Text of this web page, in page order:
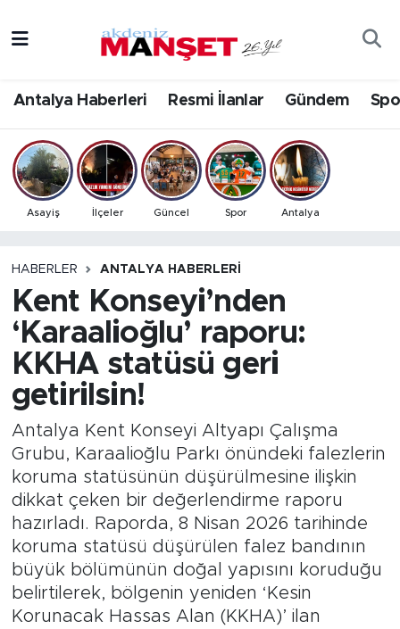
Antalya Haberleri Resmi İlanlar Gündem
Asayiş İlçeler Güncel Spor Antalya
HABERLER ANTALYA HABERLERI
Kent Konseyi’nden
‘Karaalioğlu’ raporu:
KKHA statüsü geri
getirilsin!
Antalya Kent Konseyi Altyapı Çalışma
Grubu, Karaalioğlu Parkı önündeki falezlerin
koruma statüsünün düşürülmesine ilişkin
dikkat çeken bir değerlendirme raporu
hazırladı. Raporda, 8 Nisan 2026 tarihinde
koruma statüsü düşürülen falez bandının
büyük bölümünün doğal yapısını koruduğu
belirtilerek, bölgenin yeniden ‘Kesin
Korunacak Hassas Alan (KKHA)’ ilan
Bilim & Teknoloji
Eğitim
Ekonomi
Gündem
İlçeler
Kültür- Sanat
Magazin
Özel Haber
Politika
Resmi İlanlar
Sağlık
Antalya Hava Durumu
Antalya Namaz Vakitleri
Antalya Trafik Yoğunluk Haritası
Tüm Manşetler
Son Dakika Haberleri
Haber Arşivi